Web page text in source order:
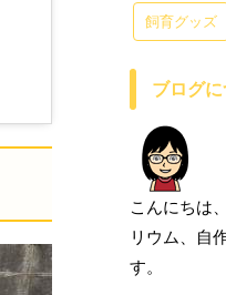
飼育グッズ
ブログ
こんにちは
リウム、自
す。